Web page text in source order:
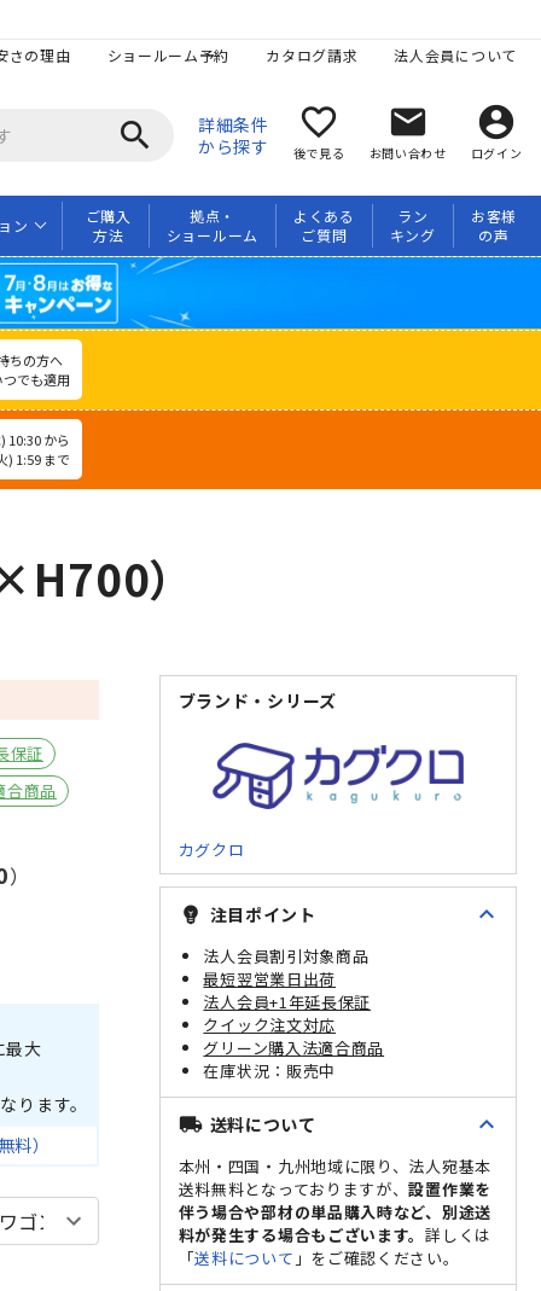
さの理由 ショールーム予約 カタログ請求 法人会員について
search
詳細条件
から探す
favorite_border
後で見る
mail
お問い合わせ
account_circle
ログイン
ン
ご購入
方法
拠点・
ショールーム
よくある
ご質問
ラン
キング
お客様
の声
ちの方へ
でも適用
10:30 から
) 1:59 まで
）
保証
合商品
）
最大
ります。
料）
ブランド・シリーズ
カグクロ
emoji_objects 注目ポイント expand_less
法人会員割引対象商品
最短翌営業日出荷
法人会員+1年延長保証
クイック注文対応
グリーン購入法適合商品
販売中
local_shipping 送料について expand_less
本州・四国・九州地域に限り、法人宛基本
送料無料となっておりますが、設置作業を
伴う場合や部材の単品購入時など、別途送
料が発生する場合もございます。詳しくは
「送料について 」をご確認ください。